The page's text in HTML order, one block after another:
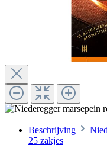
Beschrijving
25 zakjes